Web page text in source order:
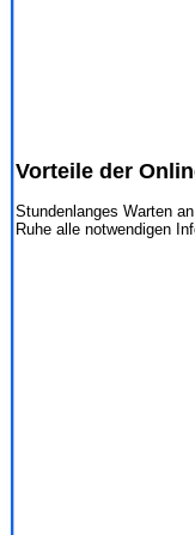
Vorteile der
Stundenlanges Warten
Ruhe alle notwendigen